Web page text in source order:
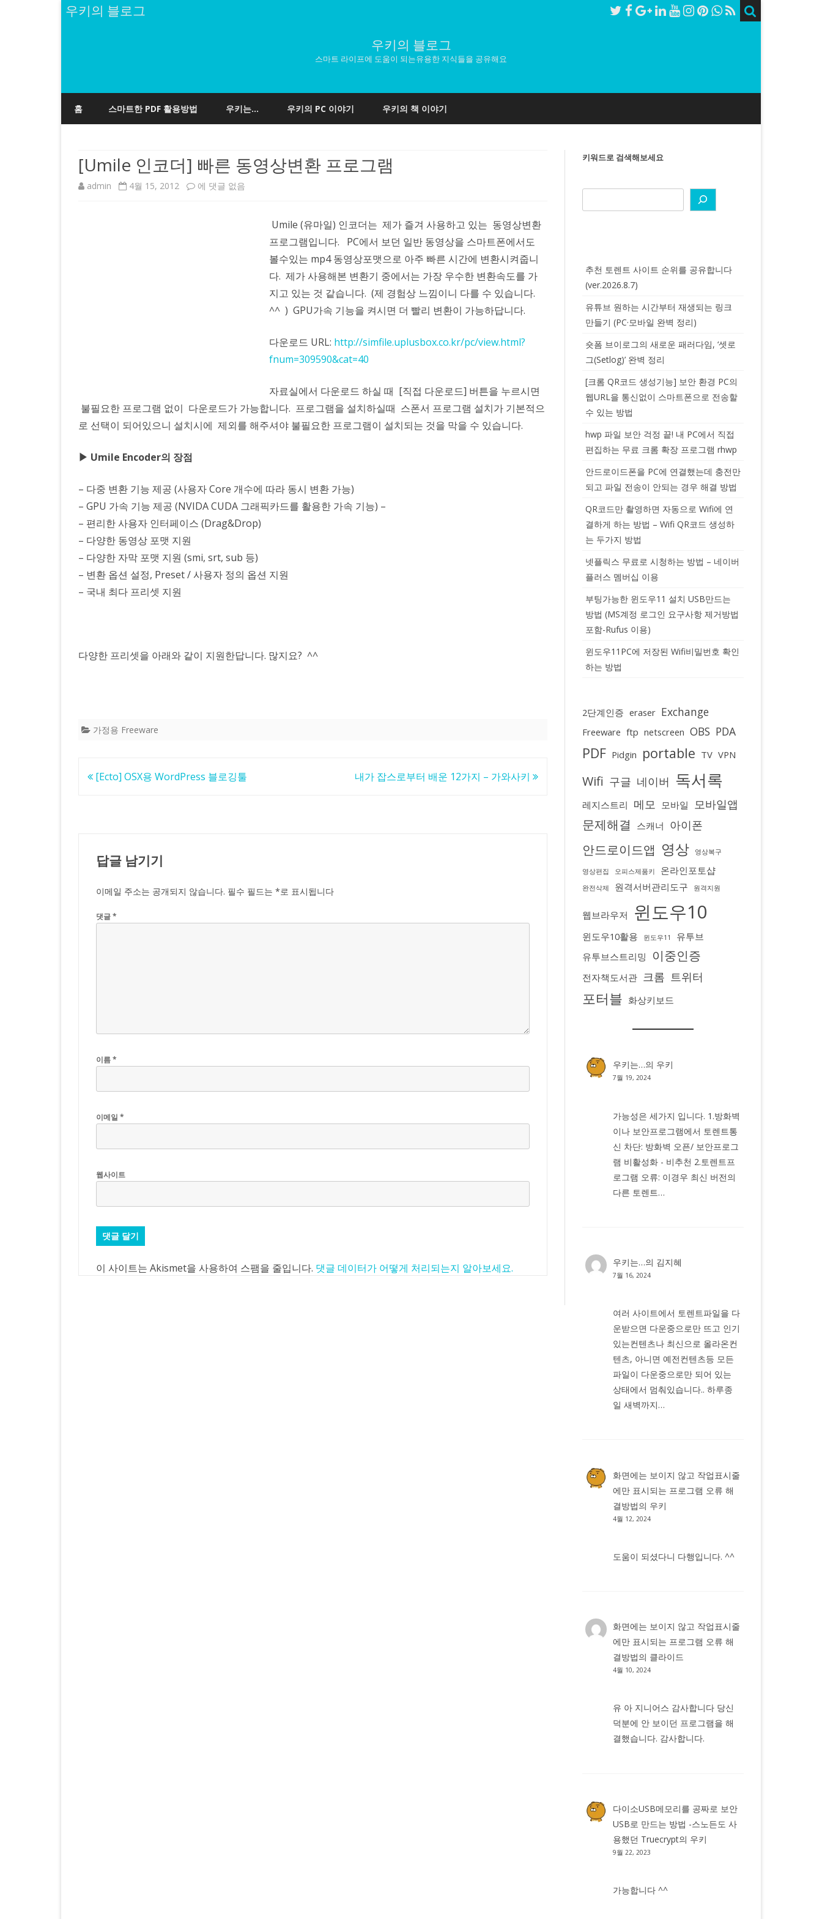
우키의 블로그
우키의 블로그
스마트 라이프에 도움이 되는유용한 지식들을 공유해요
to
content
홈 스마트한 PDF 활용방법 우키는… 우키의 PC 이야기 우키의 책 이야기
[Umile 인코더] 빠른 동영상변환 프로그램
admin 4월 15, 2012
[Umile
프
램
에 댓글 없음
Umile (유마일) 인코더는 제가 즐겨 사용하고 있는 동영상변환
프로그램입니다. PC에서 보던 일반 동영상을 스마트폰에서도
볼수있는 mp4 동영상포맷으로 아주 빠른 시간에 변환시켜줍니
다. 제가 사용해본 변환기 중에서는 가장 우수한 변환속도를 가
지고 있는 것 같습니다. (제 경험상 느낌이니 다를 수 있습니다.
^^ ) GPU가속 기능을 켜시면 더 빨리 변환이 가능하답니다.
다운로드 URL: http://simfile.uplusbox.co.kr/pc/view.html?
fnum=309590&cat=40
자료실에서 다운로드 하실 때 [직접 다운로드] 버튼을 누르시면
불필요한 프로그램 없이 다운로드가 가능합니다. 프로그램을 설치하실때 스폰서 프로그램 설치가 기본적으
로 선택이 되어있으니 설치시에 제외를 해주셔야 불필요한 프로그램이 설치되는 것을 막을 수 있습니다.
▶ Umile Encoder의 장점
– 다중 변환 기능 제공 (사용자 Core 개수에 따라 동시 변환 가능)
– GPU 가속 기능 제공 (NVIDA CUDA 그래픽카드를 활용한 가속 기능) –
– 편리한 사용자 인터페이스 (Drag&Drop)
– 다양한 동영상 포맷 지원
– 다양한 자막 포맷 지원 (smi, srt, sub 등)
– 변환 옵션 설정, Preset / 사용자 정의 옵션 지원
– 국내 최다 프리셋 지원
다양한 프리셋을 아래와 같이 지원한답니다. 많지요? ^^
가정용 Freeware
글[Ecto] OSX용 WordPress 블로깅툴 내가 잡스로부터 배운 12가지 – 가와사키
답글 남기기
이메일 주소는 공개되지 않습니다. 필수 필드는 *로 표시됩니다
댓글*
이름*
이메일 *
웹사이트
이 사이트는 Akismet을 사용하여 스팸을 줄입니다. 댓글 데이터가 어떻게 처리되는지 알아보세요.
키워드로 검색해보세요
추천 토렌트 사이트 순위를 공유합니다
(ver.2026.8.7)
유튜브 원하는 시간부터 재생되는 링크
만들기 (PC·모바일 완벽 정리)
숏폼 브이로그의 새로운 패러다임, ‘셋로
그(Setlog)’ 완벽 정리
[크롬 QR코드 생성기능] 보안 환경 PC의
웹URL을 통신없이 스마트폰으로 전송할
수 있는 방법
hwp 파일 보안 걱정 끝! 내 PC에서 직접
편집하는 무료 크롬 확장 프로그램 rhwp
안드로이드폰을 PC에 연결했는데 충전만
되고 파일 전송이 안되는 경우 해결 방법
QR코드만 촬영하면 자동으로 Wifi에 연
결하게 하는 방법 – Wifi QR코드 생성하
는 두가지 방법
넷플릭스 무료로 시청하는 방법 – 네이버
플러스 멤버십 이용
부팅가능한 윈도우11 설치 USB만드는
방법 (MS계정 로그인 요구사항 제거방법
포함-Rufus 이용)
윈도우11PC에 저장된 Wifi비밀번호 확인
하는 방법
2단계인증 eraser Exchange
Freeware ftp netscreen OBS PDA
PDF Pidgin portable TV VPN
Wifi 구글 네이버 독서록
레지스트리 메모 모바일 모바일앱
문제해결 스캐너 아이폰
안드로이드앱 영상 영상복구
영상편집 오피스제품키 온라인포토샵
완전삭제 원격서버관리도구 원격지원
웹브라우저 윈도우10
윈도우10활용 윈도우11
유투브
유투브스트리밍
이중인증
전자책도서관 크롬 트위터
포터블 화상키보드
우키는…의 우키
7월 19, 2024
가능성은 세가지 입니다. 1.방화벽
이나 보안프로그램에서 토렌트통
신 차단: 방화벽 오픈/ 보안프로그
램 비활성화 - 비추천 2.토렌트프
로그램 오류: 이경우 최신 버전의
다른 토렌트…
우키는…의 김지혜
7월 16, 2024
여러 사이트에서 토렌트파일을 다
운받으면 다운중으로만 뜨고 인기
있는컨텐츠나 최신으로 올라온컨
텐츠, 아니면 예전컨텐츠등 모든
파일이 다운중으로만 되어 있는
상태에서 멈춰있습니다.. 하루종
일 새벽까지…
화면에는 보이지 않고 작업표시줄
에만 표시되는 프로그램 오류 해
결방법의 우키
4월 12, 2024
도움이 되셨다니 다행입니다. ^^
화면에는 보이지 않고 작업표시줄
에만 표시되는 프로그램 오류 해
결방법의 클라이드
4월 10, 2024
유 아 지니어스 감사합니다 당신
덕분에 안 보이던 프로그램을 해
결했습니다. 감사합니다.
다이소USB메모리를 공짜로 보안
USB로 만드는 방법 -스노든도 사
용했던 Truecrypt의 우키
9월 22, 2023
가능합니다 ^^